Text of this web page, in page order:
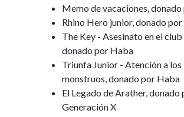
Memo de vacaciones,
Rhino Hero junior, donado
The Key - Asesinato en el club
donado por Haba
Triunfa Junior - Atención a los
monstruos, donado por Haba
El Legado de Arather, donado
Generación X